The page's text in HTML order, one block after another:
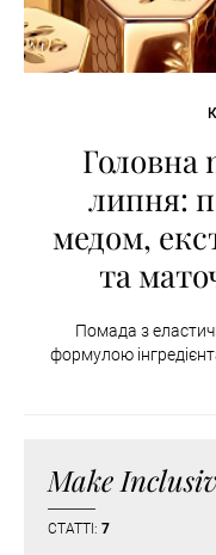
Головна
липня:
медом,
та
Помада з
формулою
Make
СТАТТІ: 7